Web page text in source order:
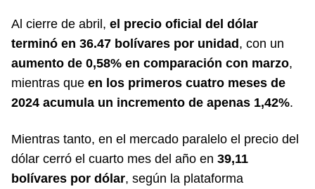
Al cierre de abril, el precio oficial del dólar
terminó en 36.47 bolívares por unidad, con un
aumento de 0,58% en comparación con marzo,
mientras que en los primeros cuatro meses de
2024 acumula un incremento de apenas 1,42%.
Mientras tanto, en el mercado paralelo el precio del
dólar cerró el cuarto mes del año en 39,11
bolívares por dólar, según la plataforma